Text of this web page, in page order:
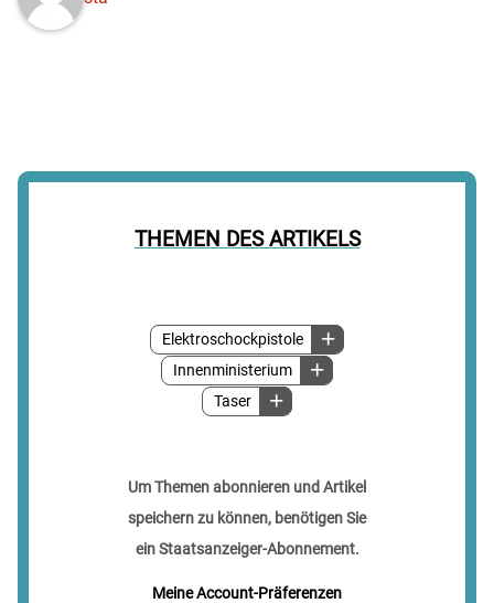
THEMEN DES ARTIKELS
Elektroschockpistole
Innenministerium
Taser
Um Themen abonnieren und Artikel
speichern zu können, benötigen Sie
ein Staatsanzeiger-Abonnement.
Meine Account-Präferenzen